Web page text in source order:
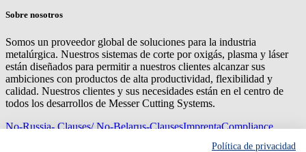
Sobre nosotros
Somos un proveedor global de soluciones para la industria
metalúrgica. Nuestros sistemas de corte por oxigás, plasma y láser
están diseñados para permitir a nuestros clientes alcanzar sus
ambiciones con productos de alta productividad, flexibilidad y
calidad. Nuestros clientes y sus necesidades están en el centro de
todos los desarrollos de Messer Cutting Systems.
No-Russia- Clauses/ No-Belarus-ClausesImprentaCompliance
Política de privacidad